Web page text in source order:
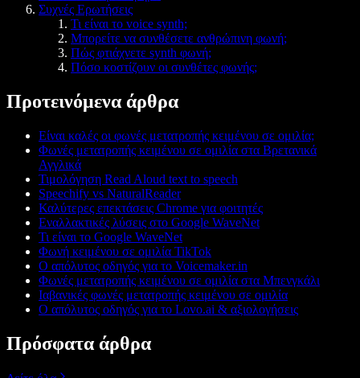
Συχνές Ερωτήσεις
Τι είναι το voice synth;
Μπορείτε να συνθέσετε ανθρώπινη φωνή;
Πώς φτιάχνετε synth φωνή;
Πόσο κοστίζουν οι συνθέτες φωνής;
Προτεινόμενα άρθρα
Είναι καλές οι φωνές μετατροπής κειμένου σε ομιλία;
Φωνές μετατροπής κειμένου σε ομιλία στα Βρετανικά
Αγγλικά
Τιμολόγηση Read Aloud text to speech
Speechify vs NaturalReader
Καλύτερες επεκτάσεις Chrome για φοιτητές
Εναλλακτικές λύσεις στο Google WaveNet
Τι είναι το Google WaveNet
Φωνή κειμένου σε ομιλία TikTok
Ο απόλυτος οδηγός για το Voicemaker.in
Φωνές μετατροπής κειμένου σε ομιλία στα Μπενγκάλι
Ιαβανικές φωνές μετατροπής κειμένου σε ομιλία
Ο απόλυτος οδηγός για το Lovo.ai & αξιολογήσεις
Πρόσφατα άρθρα